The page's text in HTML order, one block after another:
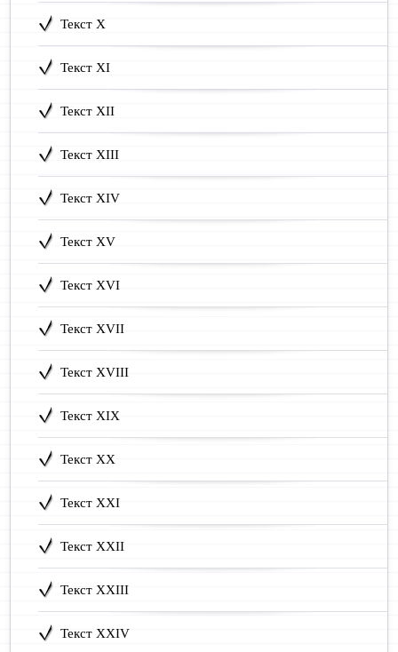
Текст X
Текст XI
Текст XII
Текст XIII
Текст XIV
Текст XV
Текст XVI
Текст XVII
Текст XVIII
Текст XIX
Текст XX
Текст XXI
Текст XXII
Текст XXIII
Текст XXIV